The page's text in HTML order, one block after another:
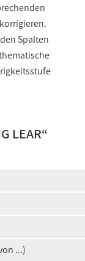
Spalten
LEAR“
...)